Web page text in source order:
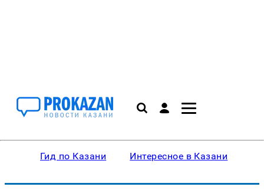
Гид по Казани Интересное в Казани